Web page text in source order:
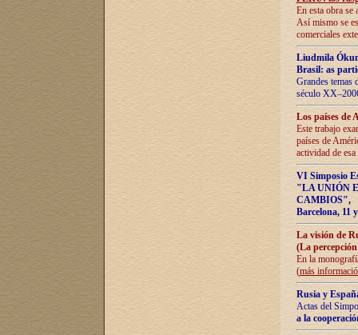
En esta obra se
Así mismo se
comerciales
Liudmila
Brasil: as
Grandes temas
século
Los países de
Este trabajo
países de
actividad de
VI Simposio
"LA UNIÓN
CAMBIOS",
Barcelona, 11
La visión de
(La
En la
(más
Rusia y
Actas del
a la